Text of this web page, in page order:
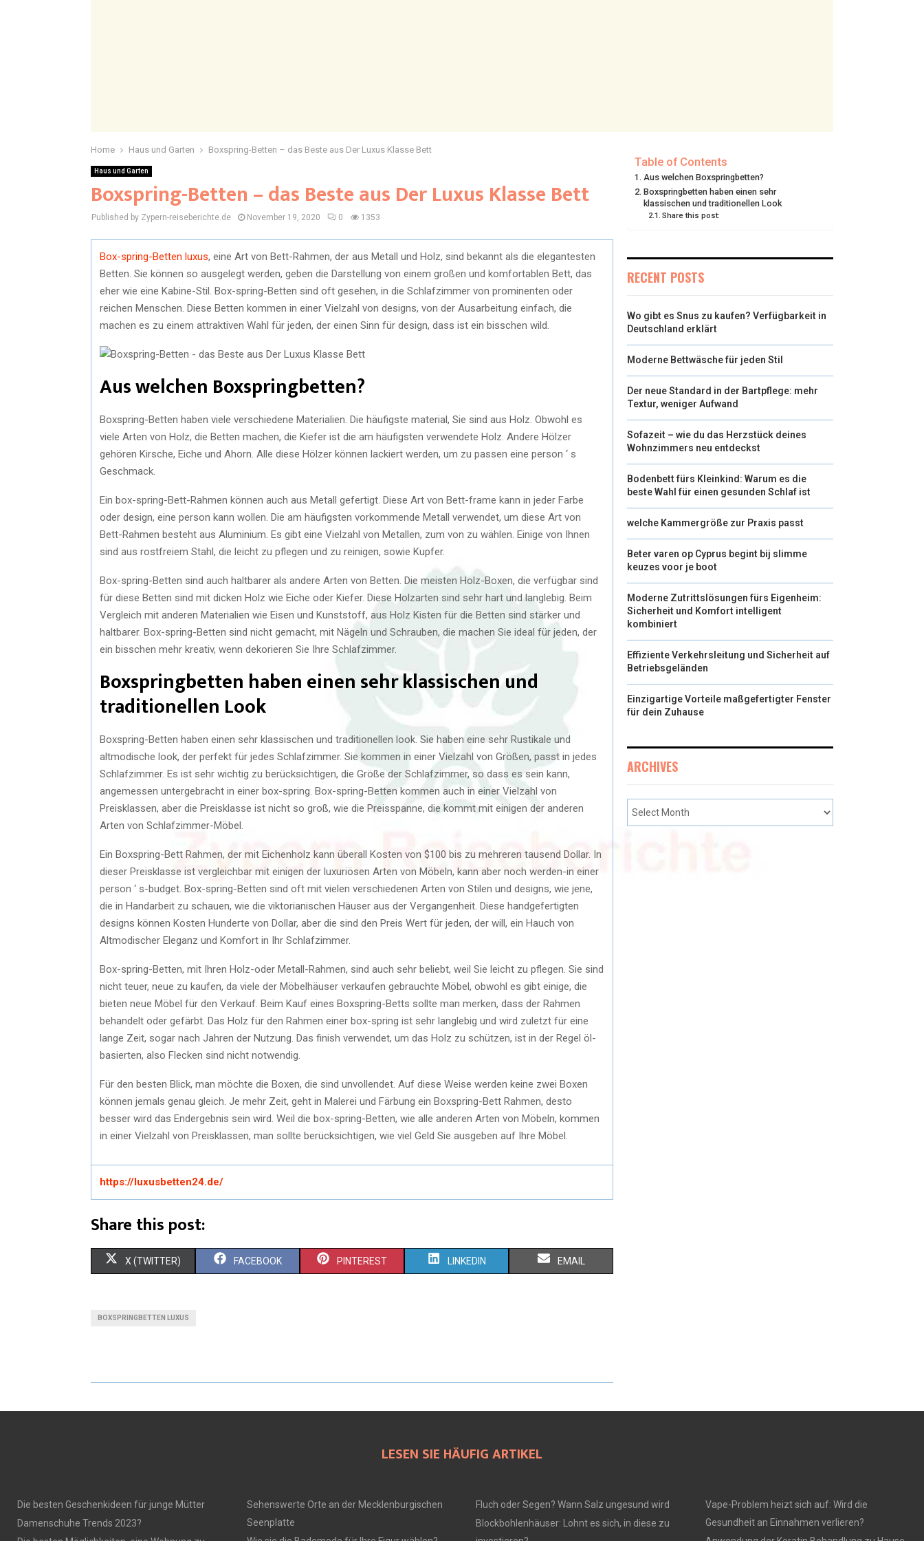
Home Haus und Garten Boxspring-Betten – das Beste aus Der Luxus Klasse Bett
Haus und Garten
Boxspring-Betten – das Beste aus Der Luxus Klasse Bett
Published by Zypern-reiseberichte.de November 19, 2020 0 1353
Box-spring-Betten luxus, eine Art von Bett-Rahmen, der aus Metall und Holz, sind bekannt als die elegantesten
Betten. Sie können so ausgelegt werden, geben die Darstellung von einem großen und komfortablen Bett, das
eher wie eine Kabine-Stil. Box-spring-Betten sind oft gesehen, in die Schlafzimmer von prominenten oder
reichen Menschen. Diese Betten kommen in einer Vielzahl von designs, von der Ausarbeitung einfach, die
machen es zu einem attraktiven Wahl für jeden, der einen Sinn für design, dass ist ein bisschen wild.
Aus welchen Boxspringbetten?
Boxspring-Betten haben viele verschiedene Materialien. Die häufigste material, Sie sind aus Holz. Obwohl es
viele Arten von Holz, die Betten machen, die Kiefer ist die am häufigsten verwendete Holz. Andere Hölzer
gehören Kirsche, Eiche und Ahorn. Alle diese Hölzer können lackiert werden, um zu passen eine person ‘ s
Geschmack.
Ein box-spring-Bett-Rahmen können auch aus Metall gefertigt. Diese Art von Bett-frame kann in jeder Farbe
oder design, eine person kann wollen. Die am häufigsten vorkommende Metall verwendet, um diese Art von
Bett-Rahmen besteht aus Aluminium. Es gibt eine Vielzahl von Metallen, zum von zu wählen. Einige von Ihnen
sind aus rostfreiem Stahl, die leicht zu pflegen und zu reinigen, sowie Kupfer.
Box-spring-Betten sind auch haltbarer als andere Arten von Betten. Die meisten Holz-Boxen, die verfügbar sind
für diese Betten sind mit dicken Holz wie Eiche oder Kiefer. Diese Holzarten sind sehr hart und langlebig. Beim
Vergleich mit anderen Materialien wie Eisen und Kunststoff, aus Holz Kisten für die Betten sind stärker und
haltbarer. Box-spring-Betten sind nicht gemacht, mit Nägeln und Schrauben, die machen Sie ideal für jeden, der
ein bisschen mehr kreativ, wenn dekorieren Sie Ihre Schlafzimmer.
Boxspringbetten haben einen sehr klassischen und
traditionellen Look
Boxspring-Betten haben einen sehr klassischen und traditionellen look. Sie haben eine sehr Rustikale und
altmodische look, der perfekt für jedes Schlafzimmer. Sie kommen in einer Vielzahl von Größen, passt in jedes
Schlafzimmer. Es ist sehr wichtig zu berücksichtigen, die Größe der Schlafzimmer, so dass es sein kann,
angemessen untergebracht in einer box-spring. Box-spring-Betten kommen auch in einer Vielzahl von
Preisklassen, aber die Preisklasse ist nicht so groß, wie die Preisspanne, die kommt mit einigen der anderen
Arten von Schlafzimmer-Möbel.
Ein Boxspring-Bett Rahmen, der mit Eichenholz kann überall Kosten von $100 bis zu mehreren tausend Dollar. In
dieser Preisklasse ist vergleichbar mit einigen der luxuriösen Arten von Möbeln, kann aber noch werden-in einer
person ‘ s-budget. Box-spring-Betten sind oft mit vielen verschiedenen Arten von Stilen und designs, wie jene,
die in Handarbeit zu schauen, wie die viktorianischen Häuser aus der Vergangenheit. Diese handgefertigten
designs können Kosten Hunderte von Dollar, aber die sind den Preis Wert für jeden, der will, ein Hauch von
Altmodischer Eleganz und Komfort in Ihr Schlafzimmer.
Box-spring-Betten, mit Ihren Holz-oder Metall-Rahmen, sind auch sehr beliebt, weil Sie leicht zu pflegen. Sie sind
nicht teuer, neue zu kaufen, da viele der Möbelhäuser verkaufen gebrauchte Möbel, obwohl es gibt einige, die
bieten neue Möbel für den Verkauf. Beim Kauf eines Boxspring-Betts sollte man merken, dass der Rahmen
behandelt oder gefärbt. Das Holz für den Rahmen einer box-spring ist sehr langlebig und wird zuletzt für eine
lange Zeit, sogar nach Jahren der Nutzung. Das finish verwendet, um das Holz zu schützen, ist in der Regel öl-
basierten, also Flecken sind nicht notwendig.
Für den besten Blick, man möchte die Boxen, die sind unvollendet. Auf diese Weise werden keine zwei Boxen
können jemals genau gleich. Je mehr Zeit, geht in Malerei und Färbung ein Boxspring-Bett Rahmen, desto
besser wird das Endergebnis sein wird. Weil die box-spring-Betten, wie alle anderen Arten von Möbeln, kommen
in einer Vielzahl von Preisklassen, man sollte berücksichtigen, wie viel Geld Sie ausgeben auf Ihre Möbel.
https://luxusbetten24.de/
Share this post:
X (TWITTER) FACEBOOK PINTEREST LINKEDIN EMAIL
BOXSPRINGBETTEN LUXUS
Table of Contents
Aus welchen Boxspringbetten?
Boxspringbetten haben einen sehr
klassischen und traditionellen Look
Share this post:
RECENT POSTS
Wo gibt es Snus zu kaufen? Verfügbarkeit in
Deutschland erklärt
Moderne Bettwäsche für jeden Stil
Der neue Standard in der Bartpflege: mehr
Textur, weniger Aufwand
Sofazeit – wie du das Herzstück deines
Wohnzimmers neu entdeckst
Bodenbett fürs Kleinkind: Warum es die
beste Wahl für einen gesunden Schlaf ist
welche Kammergröße zur Praxis passt
Beter varen op Cyprus begint bij slimme
keuzes voor je boot
Moderne Zutrittslösungen fürs Eigenheim:
Sicherheit und Komfort intelligent
kombiniert
Effiziente Verkehrsleitung und Sicherheit auf
Betriebsgeländen
Einzigartige Vorteile maßgefertigter Fenster
für dein Zuhause
ARCHIVES
LESEN SIE HÄUFIG ARTIKEL
Die besten Geschenkideen für junge Mütter
Damenschuhe Trends 2023?
Sehenswerte Orte an der Mecklenburgischen
Seenplatte
Fluch oder Segen? Wann Salz ungesund wird
Blockbohlenhäuser: Lohnt es sich, in diese zu
Vape-Problem heizt sich auf: Wird die
Gesundheit an Einnahmen verlieren?